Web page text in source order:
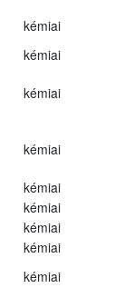
kémiai
kémiai
kémiai
kémiai
kémiai
kémiai
kémiai
kémiai
kémiai